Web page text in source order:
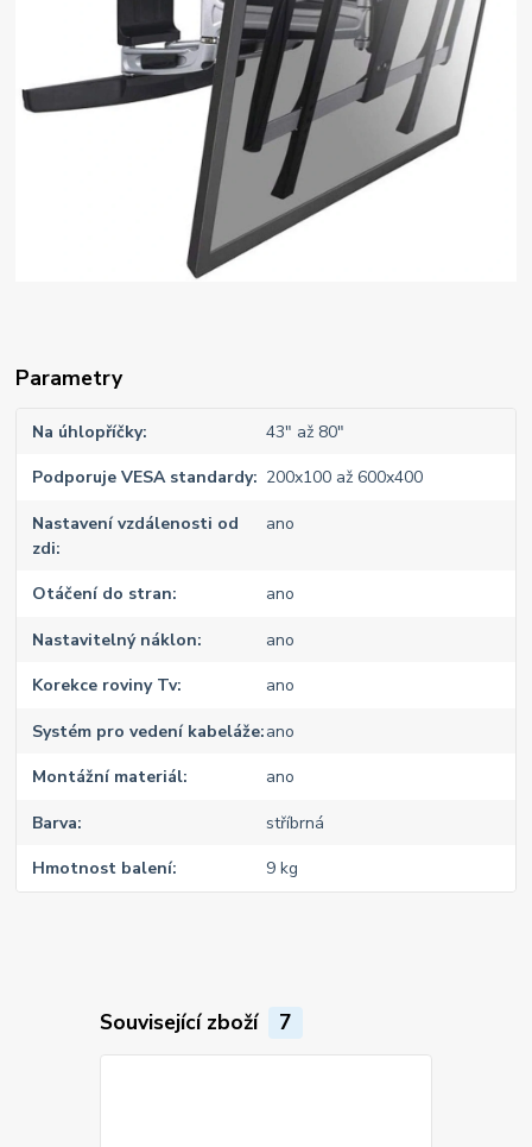
Parametry
Na úhlopříčky 43" až 80"
Podporuje VESA standardy 200x100 až 600x400
Nastavení vzdálenosti od
zdi
ano
Otáčení do stran ano
Nastavitelný náklon ano
Korekce roviny Tv ano
Systém pro vedení kabeláže ano
Montážní materiál ano
Barva stříbrná
Hmotnost balení 9 kg
Související zboží 7